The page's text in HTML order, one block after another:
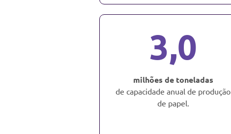
3,0
milhões de toneladas
de capacidade anual de produção
de papel.